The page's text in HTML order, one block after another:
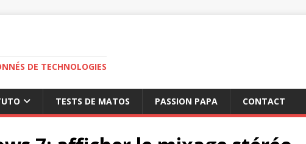
DE TECHNOLOGIES
TESTS DE MATOS PASSION PAPA CONTACT